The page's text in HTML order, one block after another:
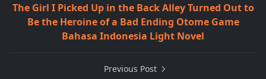
The Girl I Picked Up in the Back Alley Turned Out to
Be the Heroine of a Bad Ending Otome Game
Bahasa Indonesia Light Novel
Previous Post